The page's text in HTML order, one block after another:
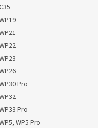
Pro
Pro
WP5 Pro